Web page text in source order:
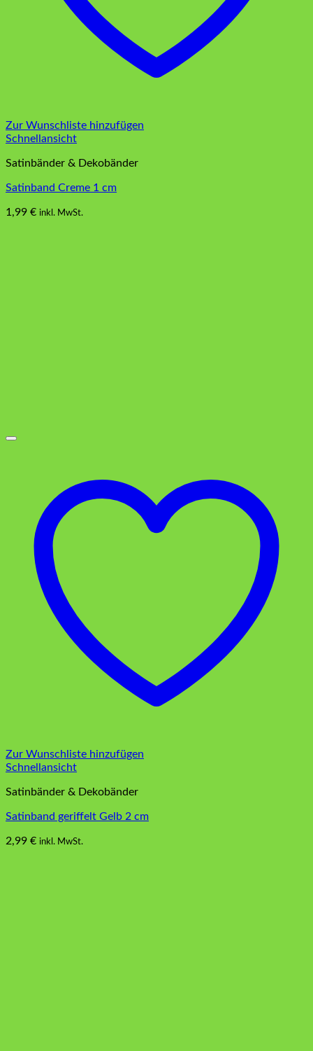
Zur Wunschliste hinzufügen
Schnellansicht
Satinbänder & Dekobänder
Satinband Creme 1 cm
1,99 € inkl. MwSt.
Zur Wunschliste hinzufügen
Schnellansicht
Satinbänder & Dekobänder
Satinband geriffelt Gelb 2 cm
2,99 € inkl. MwSt.